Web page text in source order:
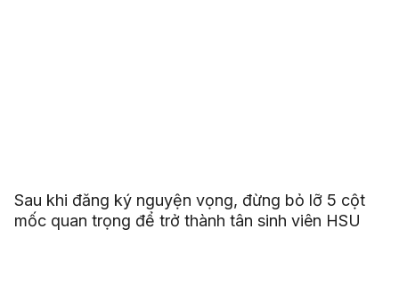
Sau khi đăng ký nguyện vọng, đừng bỏ lỡ 5 cột
mốc quan trọng để trở thành tân sinh viên HSU